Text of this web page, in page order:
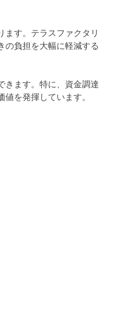
ます。テラスファクタリ
の負担を大幅に軽減する
きます。特に、資金調達
を発揮しています。